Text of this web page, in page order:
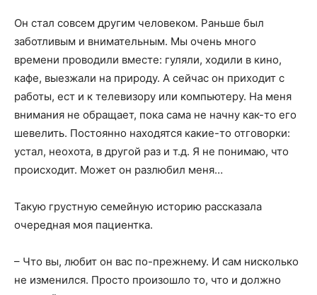
Он стал совсем другим человеком. Раньше был
заботливым и внимательным. Мы очень много
времени проводили вместе: гуляли, ходили в кино,
кафе, выезжали на природу. А сейчас он приходит с
работы, ест и к телевизору или компьютеру. На меня
внимания не обращает, пока сама не начну как-то его
шевелить. Постоянно находятся какие-то отговорки:
устал, неохота, в другой раз и т.д. Я не понимаю, что
происходит. Может он разлюбил меня…
Такую грустную семейную историю рассказала
очередная моя пациентка.
– Что вы, любит он вас по-прежнему. И сам нисколько
не изменился. Просто произошло то, что и должно